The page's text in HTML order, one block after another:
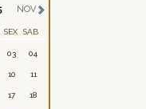
NOV
SEX SAB
03 04
10 11
17 18